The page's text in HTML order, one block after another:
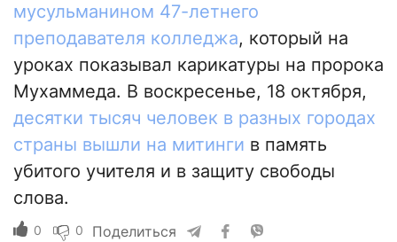
мусульманином 47-летнего
преподавателя колледжа, который на
уроках показывал карикатуры на пророка
Мухаммеда. В воскресенье, 18 октября,
десятки тысяч человек в разных городах
страны вышли на митинги в память
убитого учителя и в защиту свободы
слова.
0 0 Поделиться